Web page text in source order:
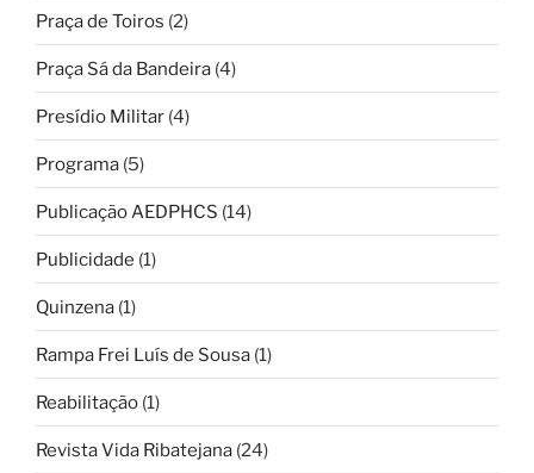
Praça de Toiros (2)
Praça Sá da Bandeira (4)
Presídio Militar (4)
Programa (5)
Publicação AEDPHCS (14)
Publicidade (1)
Quinzena (1)
Rampa Frei Luís de Sousa (1)
Reabilitação (1)
Revista Vida Ribatejana (24)